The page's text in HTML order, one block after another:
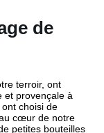
de
terroir, ont
et provençale à
choisi de
cœur de notre
petites bouteilles